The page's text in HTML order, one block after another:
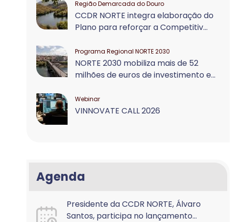
Região Demarcada do Douro
CCDR NORTE integra elaboração do
Plano para reforçar a Competitiv...
Programa Regional NORTE 2030
NORTE 2030 mobiliza mais de 52
milhões de euros de investimento e...
Webinar
VINNOVATE CALL 2026
Agenda
Presidente da CCDR NORTE, Álvaro
Santos, participa no lançamento...